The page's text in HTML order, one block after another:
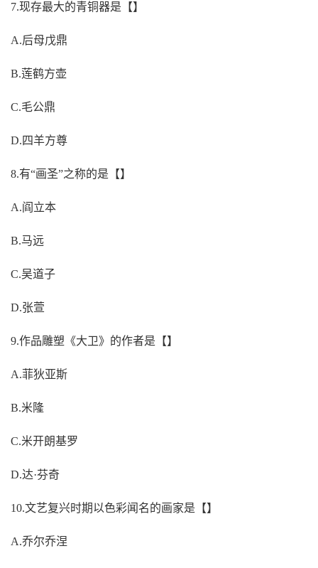
7.现存最大的青铜器是【】
A.后母戊鼎
B.莲鹤方壶
C.毛公鼎
D.四羊方尊
8.有“画圣”之称的是【】
A.阎立本
B.马远
C.吴道子
D.张萱
9.作品雕塑《大卫》的作者是【】
A.菲狄亚斯
B.米隆
C.米开朗基罗
D.达·芬奇
10.文艺复兴时期以色彩闻名的画家是【】
A.乔尔乔涅